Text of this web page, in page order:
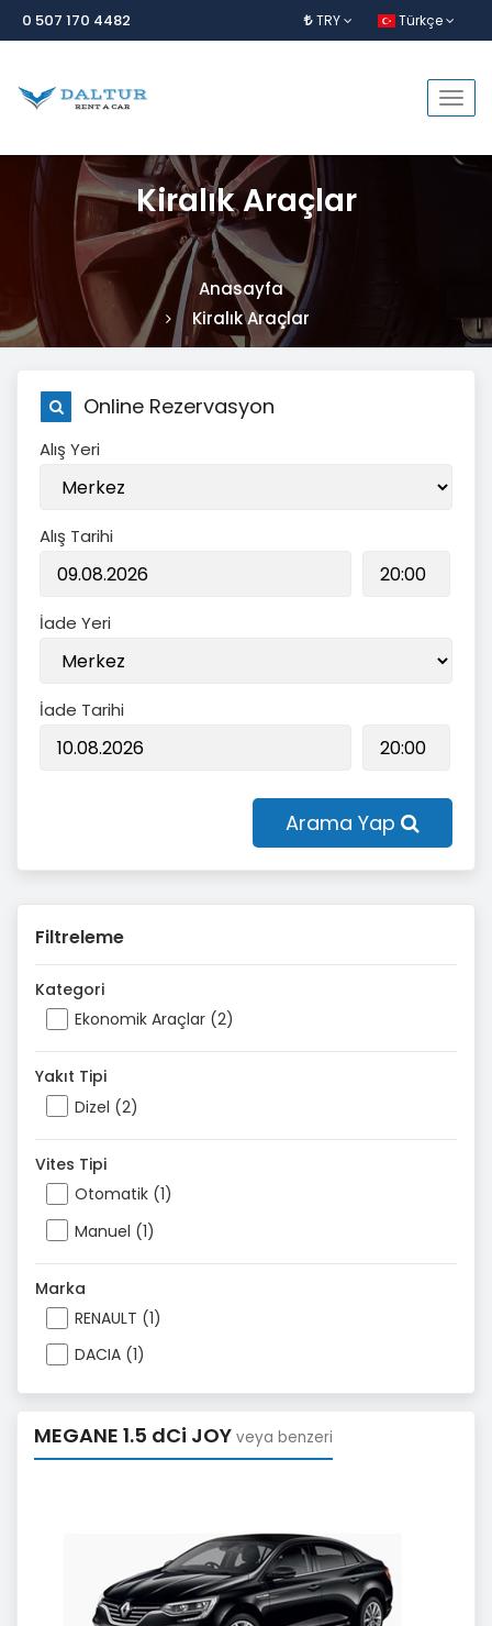
0 507 170 4482 TRY Türkçe
Kiralık Araçlar
Anasayfa
Kiralık Araçlar
Online Rezervasyon
Alış Yeri
Alış Tarihi
İade Yeri
İade Tarihi
Arama Yap
Filtreleme
Kategori
Ekonomik Araçlar (2)
Yakıt Tipi
Dizel (2)
Vites Tipi
Otomatik (1)
Manuel (1)
Marka
RENAULT (1)
DACIA (1)
MEGANE 1.5 dCi JOY veya benzeri